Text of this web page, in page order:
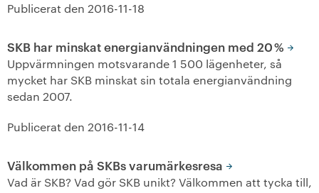
Publicerat den 2016-11-18
SKB har minskat energianvändningen med 20 %
Uppvärmningen motsvarande 1 500 lägenheter, så
mycket har SKB minskat sin totala energianvändning
sedan 2007.
Publicerat den 2016-11-14
Välkommen på SKBs varumärkesresa
Vad är SKB? Vad gör SKB unikt? Välkommen att tycka till,